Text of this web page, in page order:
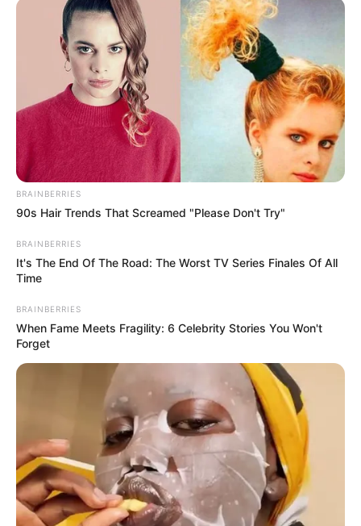
BRAINBERRIES
90s Hair Trends That Screamed "Please Don't Try"
BRAINBERRIES
It's The End Of The Road: The Worst TV Series Finales Of All
Time
BRAINBERRIES
When Fame Meets Fragility: 6 Celebrity Stories You Won't
Forget